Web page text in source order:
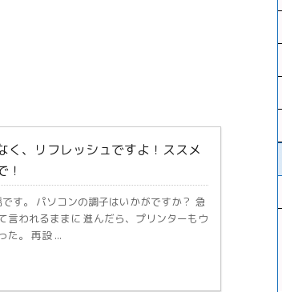
く、リフレッシュですよ！ススメ
！
す。 パソコンの調子はいかがですか？ 急
言われるままに 進んだら、プリンターもウ
た。 再設 ...